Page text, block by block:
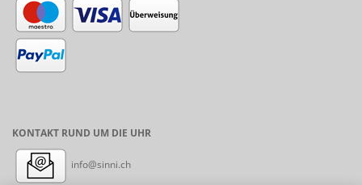
KONTAKT RUND UM DIE UHR
info@sinni.ch